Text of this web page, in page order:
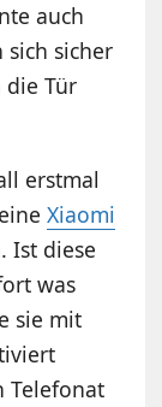
auch
sicher
die Tür
erstmal
Xiaomi
Ist diese
was
sie mit
Telefonat